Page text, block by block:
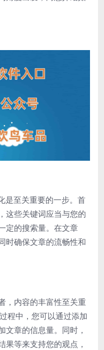
是至关重要的一步。首
这些关键词应当与您的
定的搜索量。在文章
时确保文章的流畅性和
，内容的丰富性至关重
程中，您可以通过添加
文章的信息量。同时，
果等来支持您的观点，